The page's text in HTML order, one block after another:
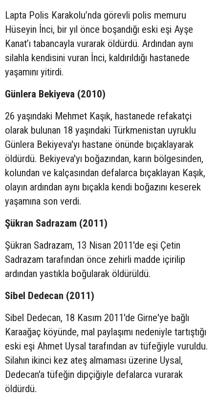
Lapta Polis Karakolu’nda görevli polis memuru
Hüseyin İnci, bir yıl önce boşandığı eski eşi Ayşe
Kanat’ı tabancayla vurarak öldürdü. Ardından aynı
silahla kendisini vuran İnci, kaldırıldığı hastanede
yaşamını yitirdi.
Günlera Bekiyeva (2010)
26 yaşındaki Mehmet Kaşık, hastanede refakatçi
olarak bulunan 18 yaşındaki Türkmenistan uyruklu
Günlera Bekiyeva'yı hastane önünde bıçaklayarak
öldürdü. Bekiyeva'yı boğazından, karın bölgesinden,
kolundan ve kalçasından defalarca bıçaklayan Kaşık,
olayın ardından aynı bıçakla kendi boğazını keserek
yaşamına son verdi.
Şükran Sadrazam (2011)
Şükran Sadrazam, 13 Nisan 2011'de eşi Çetin
Sadrazam tarafından önce zehirli madde içirilip
ardından yastıkla boğularak öldürüldü.
Sibel Dedecan (2011)
Sibel Dedecan, 18 Kasım 2011'de Girne'ye bağlı
Karaağaç köyünde, mal paylaşımı nedeniyle tartıştığı
eski eşi Ahmet Uysal tarafından av tüfeğiyle vuruldu.
Silahın ikinci kez ateş almaması üzerine Uysal,
Dedecan'a tüfeğin dipçiğiyle defalarca vurarak
öldürdü.